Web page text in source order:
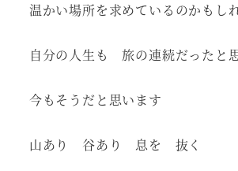
温かい場所を求めているのかもし
自分の人生も 旅の連続だったと
今もそうだと思います
山あり 谷あり 息を 抜く